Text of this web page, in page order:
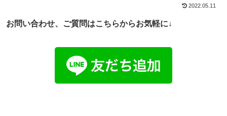
2022.05.11
お問い合わせ、ご質問はこちらからお気軽に↓